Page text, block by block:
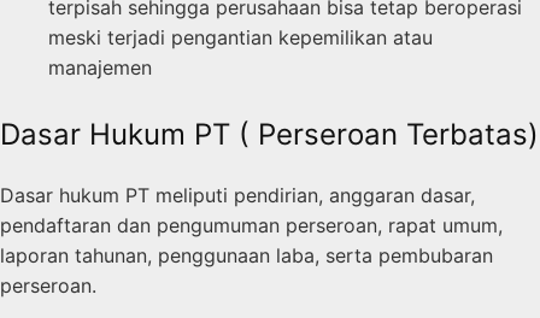
terpisah sehingga perusahaan bisa tetap beroperasi
meski terjadi pengantian kepemilikan atau
manajemen
Dasar Hukum PT ( Perseroan Terbatas)
Dasar hukum PT meliputi pendirian, anggaran dasar,
pendaftaran dan pengumuman perseroan, rapat umum,
laporan tahunan, penggunaan laba, serta pembubaran
perseroan.